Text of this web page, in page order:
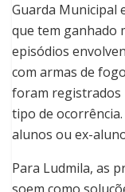
Guarda Municipal
que tem ganhado
episódios
com armas de
foram registrados
tipo de
alunos ou ex-
Para Ludmila, as